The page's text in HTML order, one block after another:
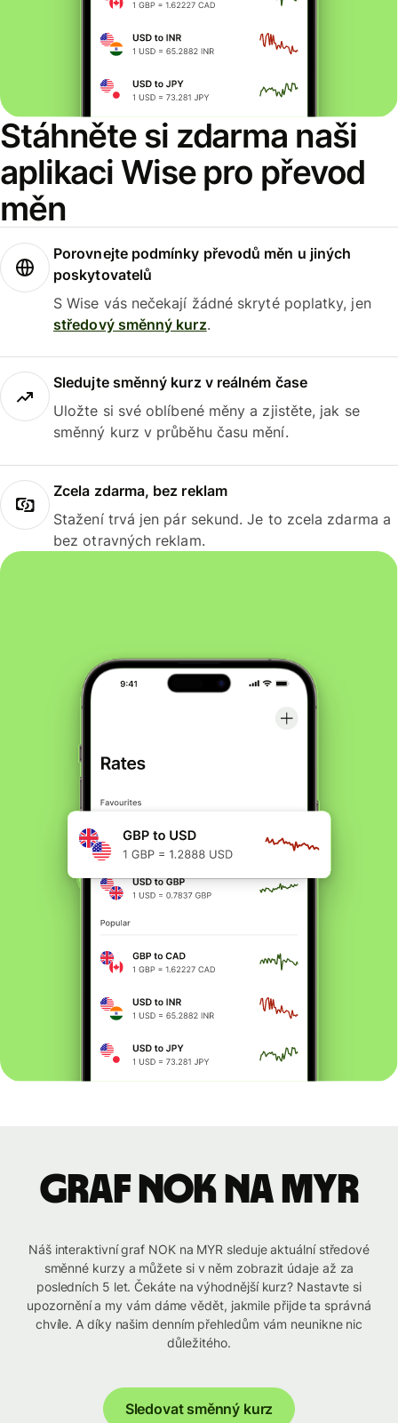
Stáhněte si zdarma naši
aplikaci Wise pro převod
měn
Porovnejte podmínky převodů měn u jiných
poskytovatelů
S Wise vás nečekají žádné skryté poplatky, jen
středový směnný kurz.
Sledujte směnný kurz v reálném čase
Uložte si své oblíbené měny a zjistěte, jak se
směnný kurz v průběhu času mění.
Zcela zdarma, bez reklam
Stažení trvá jen pár sekund. Je to zcela zdarma a
bez otravných reklam.
graf NOK na MYR
Náš interaktivní graf NOK na MYR sleduje aktuální středové
směnné kurzy a můžete si v něm zobrazit údaje až za
posledních 5 let. Čekáte na výhodnější kurz? Nastavte si
upozornění a my vám dáme vědět, jakmile přijde ta správná
chvíle. A díky našim denním přehledům vám neunikne nic
důležitého.
Sledovat směnný kurz